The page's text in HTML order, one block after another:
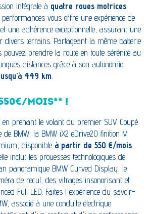
intégrale à quatre roues motrices
performances vous offre une expérience de
une adhérence exceptionnelle, assurant une
divers terrains. Partageant la même batterie
pouvez prendre la route en toute sérénité au
distances grâce à son autonomie
449 km
MOIS** !
prenant le volant du premier SUV Coupé
de BMW, la BMW iX2 eDrive20 finition M
disponible à partir de 550 €/mois
inclut les prouesses technologiques de
panoramique BMW Curved Display, le
de recul, des vitrages insonorisant et
Full LED. Faites l'expérience du savoir-
associé à une conduite électrique